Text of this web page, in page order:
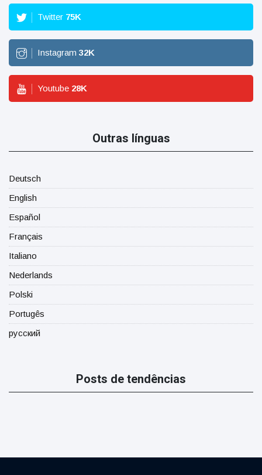
Twitter 75K
Instagram 32K
Youtube 28K
Outras línguas
Deutsch
English
Español
Français
Italiano
Nederlands
Polski
Portugês
русский
Posts de tendências